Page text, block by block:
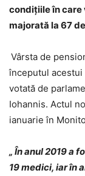
condițiile în care
majorată la 67
Vârsta de
începutul acestui
votată de
Iohannis. Actul
ianuarie în
„ În anul 2019 a
19 medici, iar în